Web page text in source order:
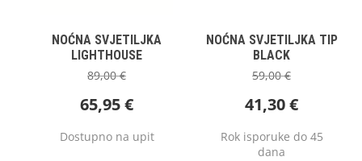
NOĆNA SVJETILJKA
LIGHTHOUSE
89,00€
65,95€
Dostupno na upit
NOĆNA SVJETILJKA TIP
BLACK
59,00€
41,30€
Rok isporuke do 45
dana